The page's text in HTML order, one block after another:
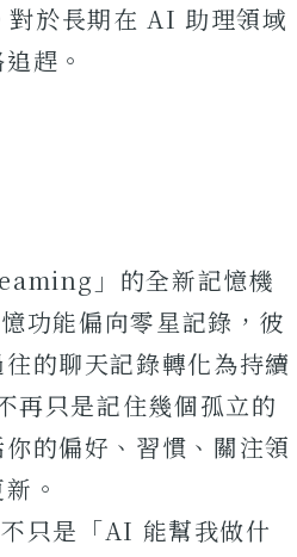
於長期在 AI 助理領域
趕。
」的全新記憶機
功能偏向零星記錄，彼
的聊天記錄轉化為持續
再只是記住幾個孤立的
的偏好、習慣、關注領
。
只是「AI 能幫我做什